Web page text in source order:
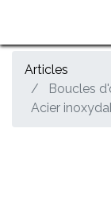
Articles
Boucles
Acier